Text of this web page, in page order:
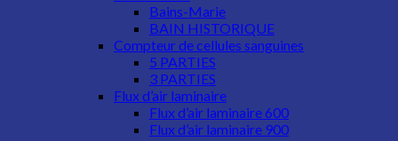
Bains-Marie
BAIN HISTORIQUE
Compteur de cellules sanguines
5 PARTIES
3 PARTIES
Flux d’air laminaire
Flux d’air laminaire 600
Flux d’air laminaire 900